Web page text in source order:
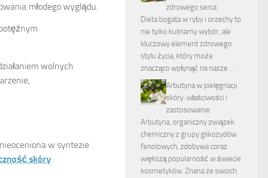
młodego wyglądu.
wolnych
w syntezie
skóry.
zdrowego serca
Dieta bogata w ryby i orzechy to
nie tylko kulinarny wybór, ale
kluczowy element zdrowego
stylu życia, który może
znacząco wpłynąć na nasze …
Arbutyna w pielęgnacji
skóry: właściwości i
zastosowanie
Arbutyna, organiczny związek
chemiczny z grupy glikozydów
fenolowych, zdobywa coraz
większą popularność w świecie
kosmetyków. Znana ze swoich